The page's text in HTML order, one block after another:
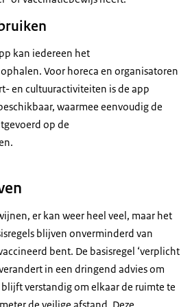
kan iedereen het
Voor horeca en organisatoren
en cultuuractiviteiten is de app
waarmee eenvoudig de
op de
er kan weer heel veel, maar het
blijven onverminderd van
bent. De basisregel ‘verplicht
in een dringend advies om
verstandig om elkaar de ruimte te